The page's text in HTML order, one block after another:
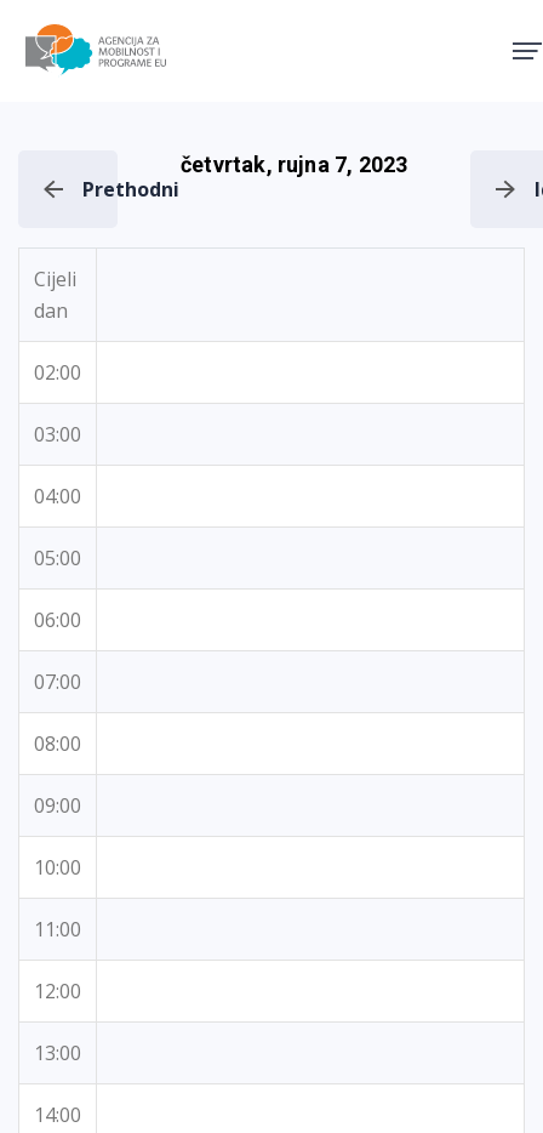
Prethodni
četvrtak, rujna 7, 2023
Cijeli
dan
02:00
03:00
04:00
05:00
06:00
07:00
08:00
09:00
10:00
11:00
12:00
13:00
14:00